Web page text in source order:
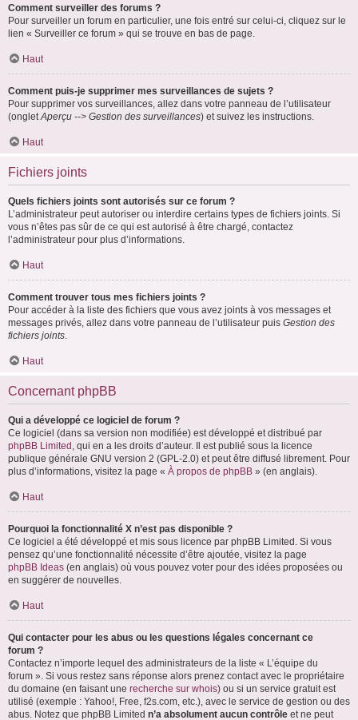
Comment surveiller des forums ?
Pour surveiller un forum en particulier, une fois entré sur celui-ci, cliquez sur le
lien « Surveiller ce forum » qui se trouve en bas de page.
Haut
Comment puis-je supprimer mes surveillances de sujets ?
Pour supprimer vos surveillances, allez dans votre panneau de l’utilisateur
(ongletAperçu --> Gestion des surveillances) et suivez les instructions.
Haut
Fichiers joints
Quels fichiers joints sont autorisés sur ce forum ?
L’administrateur peut autoriser ou interdire certains types de fichiers joints. Si
vous n’êtes pas sûr de ce qui est autorisé à être chargé, contactez
l’administrateur pour plus d’informations.
Haut
Comment trouver tous mes fichiers joints ?
Pour accéder à la liste des fichiers que vous avez joints à vos messages et
messages privés, allez dans votre panneau de l’utilisateur puis Gestion des
fichiers joints.
Haut
Concernant phpBB
Qui a développé ce logiciel de forum ?
Ce logiciel (dans sa version non modifiée) est développé et distribué par
phpBB Limited , qui en a les droits d’auteur. Il est publié sous la licence
publique générale GNU version 2 (GPL-2.0) et peut être diffusé librement. Pour
plus d’informations, visitez la page « À propos de phpBB » (en anglais).
Haut
Pourquoi la fonctionnalité X n’est pas disponible ?
Ce logiciel a été développé et mis sous licence par phpBB Limited. Si vous
pensez qu’une fonctionnalité nécessite d’être ajoutée, visitez la page
phpBB Ideas (en anglais) où vous pouvez voter pour des idées proposées ou
en suggérer de nouvelles.
Haut
Qui contacter pour les abus ou les questions légales concernant ce
forum ?
Contactez n’importe lequel des administrateurs de la liste « L’équipe du
forum ». Si vous restez sans réponse alors prenez contact avec le propriétaire
du domaine (en faisant une recherche sur whois) ou si un service gratuit est
utilisé (exemple : Yahoo!, Free, f2s.com, etc.), avec le service de gestion ou des
abus. Notez que phpBB Limited n’a absolument aucun contrôle et ne peut